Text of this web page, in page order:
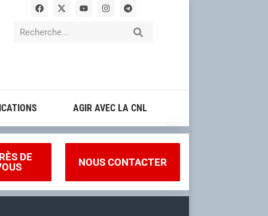
AGIR AVEC LA CNL
DE
NOUS CONTACTER